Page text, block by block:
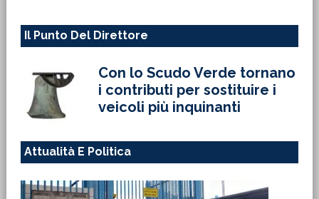
Il Punto Del Direttore
Con lo Scudo Verde tornano
i contributi per sostituire i
veicoli più inquinanti
Attualità E Politica